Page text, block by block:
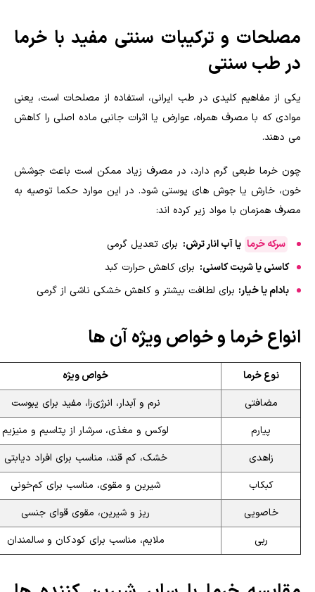
مصلحات و ترکیبات سنتی مفید با خرما
در طب سنتی
یکی از مفاهیم کلیدی در طب ایرانی، استفاده از مصلحات است، یعنی
موادی که با مصرف همراه، عوارض یا اثرات جانبی ماده اصلی را کاهش
می دهند.
چون خرما طبعی گرم دارد، در مصرف زیاد ممکن است باعث جوشش
خون، خارش یا جوش های پوستی شود. در این موارد حکما توصیه به
مصرف همزمان با مواد زیر کرده اند:
سرکه خرما یا آب انار ترش: برای تعدیل گرمی
کاسنی یا شربت کاسنی: برای کاهش حرارت کبد
بادام یا خیار: برای لطافت بیشتر و کاهش خشکی ناشی از گرمی
انواع خرما و خواص ویژه آن ها
نوع خرما
خواص ویژه
مضافتی
نرم و آبدار، انرژی‌زا، مفید برای یبوست
پیارم
لوکس و مغذی، سرشار از پتاسیم و منیزیم
زاهدی
خشک، کم قند، مناسب برای افراد دیابتی
کبکاب
شیرین و مقوی، مناسب برای کم‌خونی
خاصویی
ریز و شیرین، مقوی قوای جنسی
ربی
ملایم، مناسب برای کودکان و سالمندان